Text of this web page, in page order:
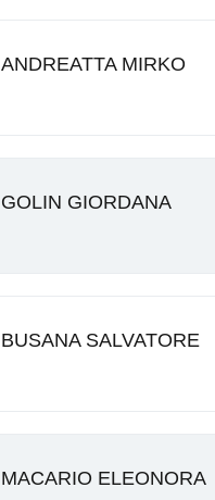
ANDREATTA MIRKO
GOLIN GIORDANA
BUSANA SALVATORE
MACARIO ELEONORA